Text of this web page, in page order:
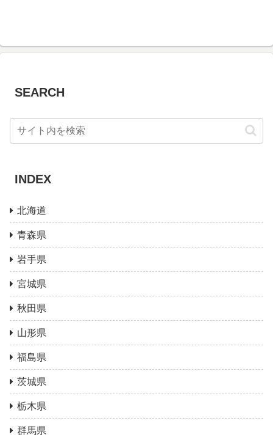
SEARCH
INDEX
北海道
青森県
岩手県
宮城県
秋田県
山形県
福島県
茨城県
栃木県
群馬県